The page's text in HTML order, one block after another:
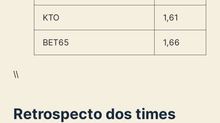
KTO 1,61
BET65 1,66
\\
Retrospecto dos times